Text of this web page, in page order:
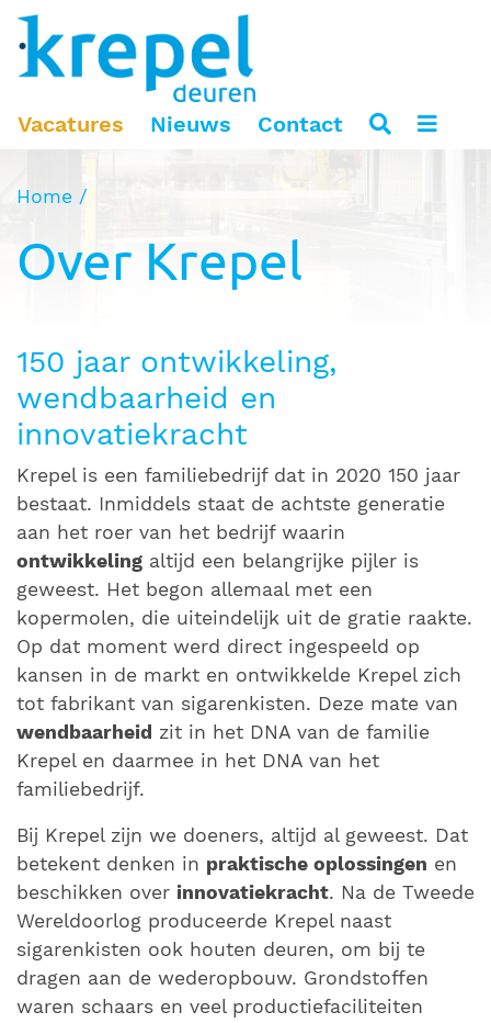
Vacatures Nieuws Contact
Home
Over Krepel
150 jaar ontwikkeling,
wendbaarheid en
innovatiekracht
Krepel is een familiebedrijf dat in 2020 150 jaar
bestaat. Inmiddels staat de achtste generatie
aan het roer van het bedrijf waarin
ontwikkeling altijd een belangrijke pijler is
geweest. Het begon allemaal met een
kopermolen, die uiteindelijk uit de gratie raakte.
Op dat moment werd direct ingespeeld op
kansen in de markt en ontwikkelde Krepel zich
tot fabrikant van sigarenkisten. Deze mate van
wendbaarheid zit in het DNA van de familie
Krepel en daarmee in het DNA van het
familiebedrijf.
Bij Krepel zijn we doeners, altijd al geweest. Dat
betekent denken in praktische oplossingen en
beschikken over innovatiekracht. Na de Tweede
Wereldoorlog produceerde Krepel naast
sigarenkisten ook houten deuren, om bij te
dragen aan de wederopbouw. Grondstoffen
waren schaars en veel productiefaciliteiten